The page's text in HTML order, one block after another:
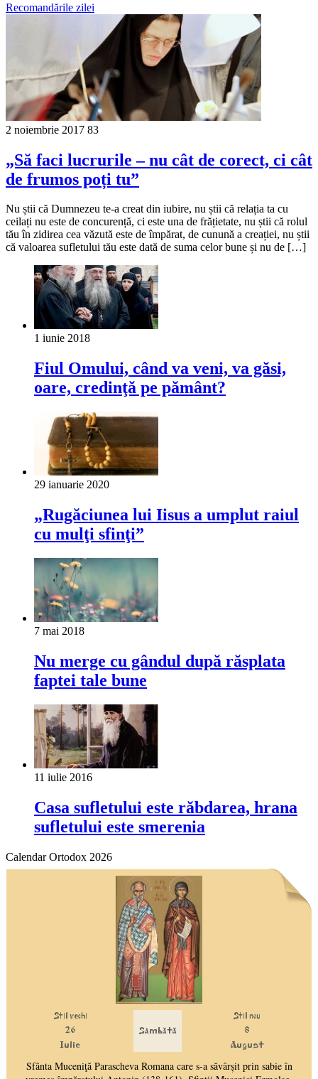
Recomandările zilei
2 noiembrie 2017 83
„Să faci lucrurile – nu cât de corect, ci cât
de frumos poți tu”
Nu știi că Dumnezeu te-a creat din iubire, nu știi că relația ta cu
ceilați nu este de concurență, ci este una de frățietate, nu știi că rolul
tău în zidirea cea văzută este de împărat, de cunună a creației, nu știi
că valoarea sufletului tău este dată de suma celor bune și nu de […]
1 iunie 2018
Fiul Omului, când va veni, va găsi,
oare, cre­dinţă pe pământ?
29 ianuarie 2020
„Rugăciunea lui Iisus a umplut raiul
cu mulţi sfinţi”
7 mai 2018
Nu merge cu gândul după răsplata
faptei tale bune
11 iulie 2016
Casa sufletului este răbdarea, hrana
sufletului este smerenia
Calendar Ortodox 2026